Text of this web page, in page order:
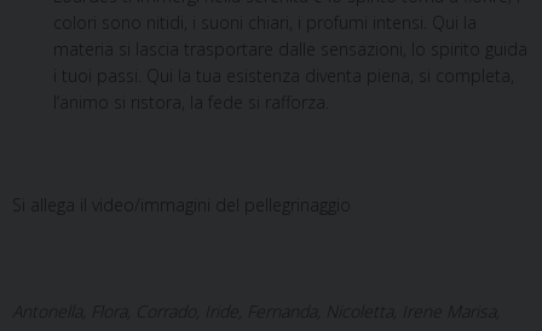
colori sono nitidi, i suoni chiari, i profumi intensi. Qui la
materia si lascia trasportare dalle sensazioni, lo spirito guida
i tuoi passi. Qui la tua esistenza diventa piena, si completa,
l’animo si ristora, la fede si rafforza.
Si allega il video/immagini del pellegrinaggio
Antonella, Flora, Corrado, Iride, Fernanda, Nicoletta, Irene Marisa,